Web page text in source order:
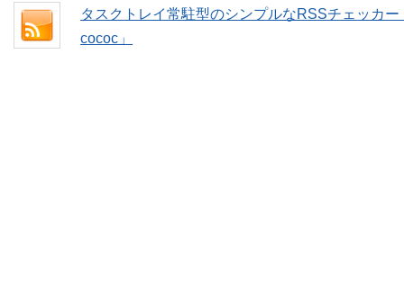
タスクトレイ常駐型のシンプルなRSSチェッカ
cococ」